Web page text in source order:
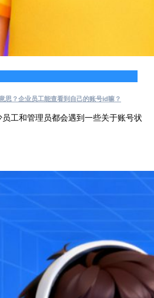
思？企业员工能查看到自己的账号id嘛？
工和管理员都会遇到一些关于账号状